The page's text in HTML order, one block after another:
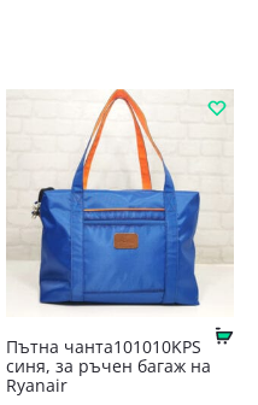
Пътна чанта101010KPS
синя, за ръчен багаж на
Ryanair